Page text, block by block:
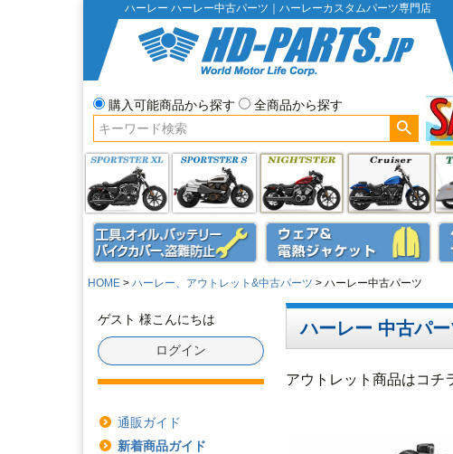
ハーレー ハーレー中古パーツ｜ハーレーカスタムパーツ専門店
購入可能商品から探す
全商品から探す
HOME ハーレー、アウトレット&中古パーツ ハーレー中古パーツ
ゲスト 様こんにちは
ログイン
通販ガイド
新着商品ガイド
ハーレー 中古パー
アウトレット商品はコチ